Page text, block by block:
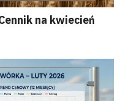
na kwiecień